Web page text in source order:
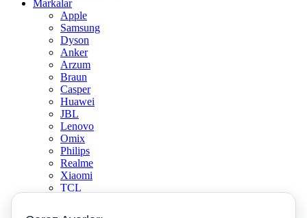
Markalar
Apple
Samsung
Dyson
Anker
Arzum
Braun
Casper
Huawei
JBL
Lenovo
Omix
Philips
Realme
Xiaomi
TCL